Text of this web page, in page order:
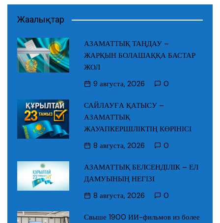
Жаңалықтар
АЗАМАТТЫҚ ТАҢДАУ –
ЖАРҚЫН БОЛАШАҚҚА БАСТАР
ЖОЛ
9 августа, 2026
0
САЙЛАУҒА ҚАТЫСУ –
АЗАМАТТЫҚ
ЖАУАПКЕРШІЛІКТІҢ КӨРІНІСІ
8 августа, 2026
0
АЗАМАТТЫҚ БЕЛСЕНДІЛІК – ЕЛ
ДАМУЫНЫҢ НЕГІЗІ
8 августа, 2026
0
Свыше 1900 ИИ-фильмов из более